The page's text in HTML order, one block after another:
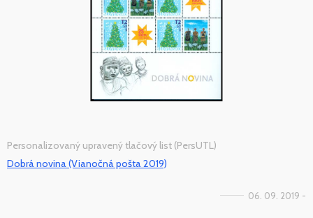
Personalizovaný upravený tlačový list (PersUTL)
Dobrá novina (Vianočná pošta 2019)
06. 09. 2019 -